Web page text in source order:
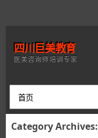
四川巨美教育
医美咨询师培训专家
Category Archives: